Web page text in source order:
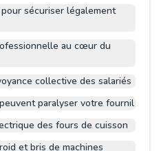
sécuriser légalement
au cœur du
collective des salariés
paralyser votre fournil
des fours de cuisson
et bris de machines